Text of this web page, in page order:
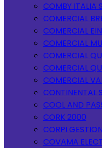
COMBY ITALIA
COMERCIAL
COMERCIAL
COMERCIAL
COMERCIAL
COMERCIAL
COMERCIAL
CONTINENTAL
COOL AND
CORK 2000
CORPI
COVAMA